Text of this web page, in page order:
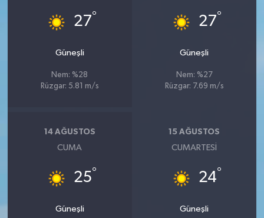
27°
Güneşli
Nem: %28
Rüzgar: 5.81 m/s
27°
Güneşli
Nem: %27
Rüzgar: 7.69 m/s
14 AĞUSTOS
CUMA
25°
Güneşli
15 AĞUSTOS
CUMARTESI
24°
Güneşli